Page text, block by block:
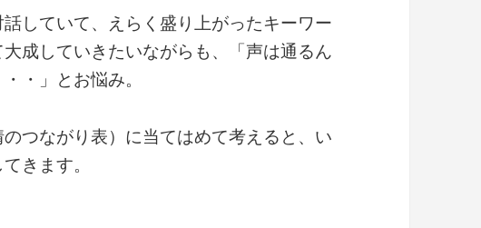
していて、えらく盛り上がったキーワー
成していきたいながらも、「声は通るん
・」とお悩み。
つながり表）に当てはめて考えると、い
きます。